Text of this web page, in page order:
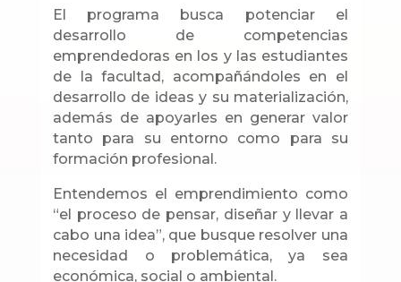
El programa busca potenciar el
desarrollo de competencias
emprendedoras en los y las estudiantes
de la facultad, acompañándoles en el
desarrollo de ideas y su materialización,
además de apoyarles en generar valor
tanto para su entorno como para su
formación profesional.
Entendemos el emprendimiento como
“el proceso de pensar, diseñar y llevar a
cabo una idea”, que busque resolver una
necesidad o problemática, ya sea
económica, social o ambiental.